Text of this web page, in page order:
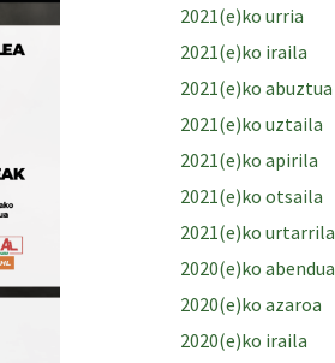
2021(e)ko urria
2021(e)ko iraila
2021(e)ko abuztua
2021(e)ko uztaila
2021(e)ko apirila
2021(e)ko otsaila
2021(e)ko urtarrila
2020(e)ko abendua
2020(e)ko azaroa
2020(e)ko iraila